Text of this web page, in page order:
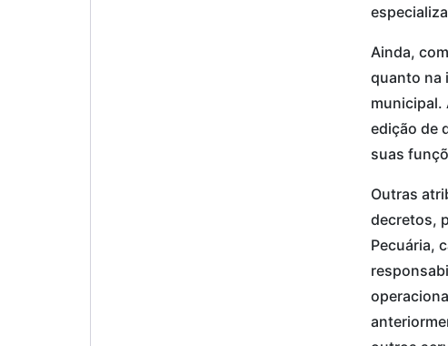
Ainda,
quanto na
municipal.
edição de
suas
Outras
decretos,
Pecuária,